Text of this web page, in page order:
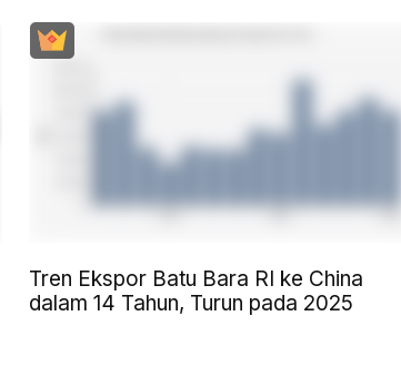
Tren Ekspor Batu Bara RI ke China
dalam 14 Tahun, Turun pada 2025